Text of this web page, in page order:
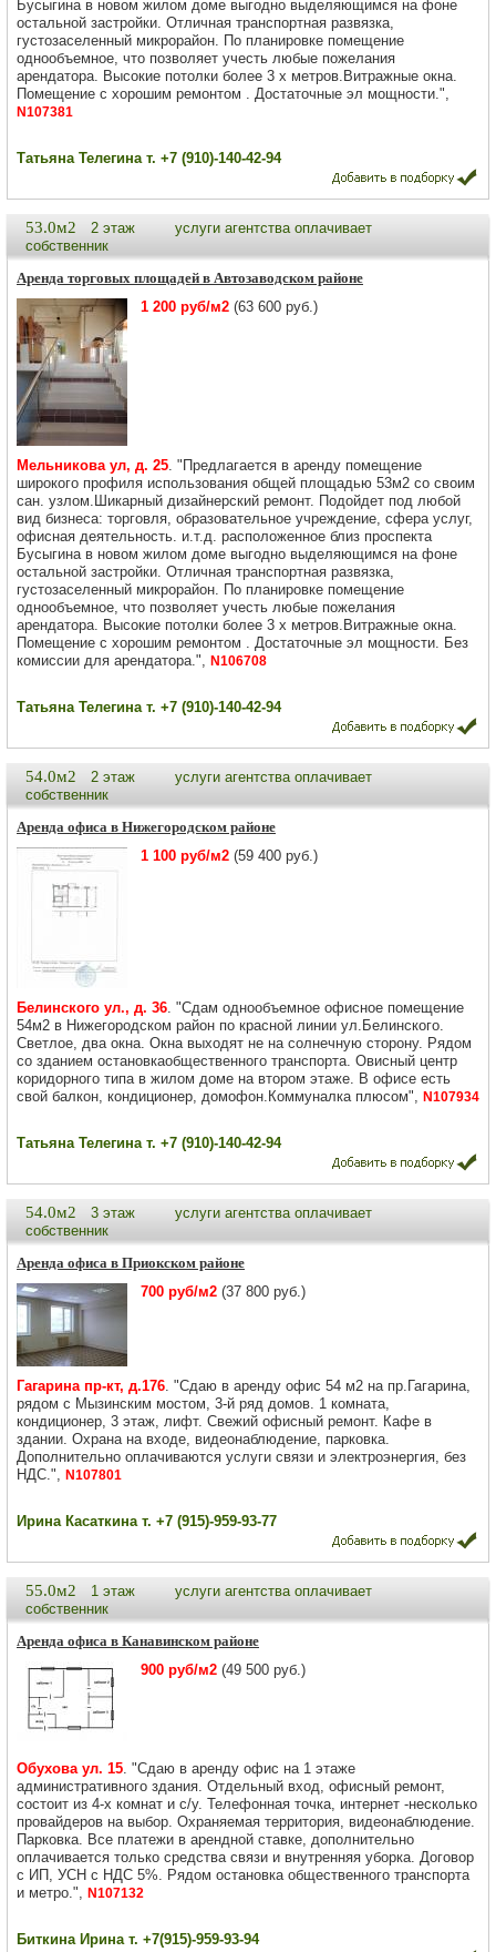
Бусыгина в новом жилом доме выгодно выделяющимся на фоне
остальной застройки. Отличная транспортная развязка,
густозаселенный микрорайон. По планировке помещение
однообъемное, что позволяет учесть любые пожелания
арендатора. Высокие потолки более 3 х метров.Витражные окна.
Помещение с хорошим ремонтом . Достаточные эл мощности.",
N107381
Татьяна Телегина т. +7 (910)-140-42-94
53.0м2 2 этаж
услуги агентства оплачивает
собственник
Аренда торговых площадей в Автозаводском районе
1 200 руб/м2 (63 600 руб.)
Мельникова ул, д. 25. "Предлагается в аренду помещение
широкого профиля использования общей площадью 53м2 со своим
сан. узлом.Шикарный дизайнерский ремонт. Подойдет под любой
вид бизнеса: торговля, образовательное учреждение, сфера услуг,
офисная деятельность. и.т.д. расположенное близ проспекта
Бусыгина в новом жилом доме выгодно выделяющимся на фоне
остальной застройки. Отличная транспортная развязка,
густозаселенный микрорайон. По планировке помещение
однообъемное, что позволяет учесть любые пожелания
арендатора. Высокие потолки более 3 х метров.Витражные окна.
Помещение с хорошим ремонтом . Достаточные эл мощности. Без
комиссии для арендатора.", N106708
Татьяна Телегина т. +7 (910)-140-42-94
54.0м2 2 этаж
услуги агентства оплачивает
собственник
Аренда офиса в Нижегородском районе
1 100 руб/м2 (59 400 руб.)
Белинского ул., д. 36. "Сдам однообъемное офисное помещение
54м2 в Нижегородском район по красной линии ул.Белинского.
Светлое, два окна. Окна выходят не на солнечную сторону. Рядом
со зданием остановкаобщественного транспорта. Овисный центр
коридорного типа в жилом доме на втором этаже. В офисе есть
свой балкон, кондиционер, домофон.Коммуналка плюсом", N107934
Татьяна Телегина т. +7 (910)-140-42-94
54.0м2 3 этаж
услуги агентства оплачивает
собственник
Аренда офиса в Приокском районе
700 руб/м2 (37 800 руб.)
Гагарина пр-кт, д.176. "Сдаю в аренду офис 54 м2 на пр.Гагарина,
рядом с Мызинским мостом, 3-й ряд домов. 1 комната,
кондиционер, 3 этаж, лифт. Свежий офисный ремонт. Кафе в
здании. Охрана на входе, видеонаблюдение, парковка.
Дополнительно оплачиваются услуги связи и электроэнергия, без
НДС.", N107801
Ирина Касаткина т. +7 (915)-959-93-77
55.0м2 1 этаж
услуги агентства оплачивает
собственник
Аренда офиса в Канавинском районе
900 руб/м2 (49 500 руб.)
Обухова ул. 15. "Сдаю в аренду офис на 1 этаже
административного здания. Отдельный вход, офисный ремонт,
состоит из 4-х комнат и с/у. Телефонная точка, интернет -несколько
провайдеров на выбор. Охраняемая территория, видеонаблюдение.
Парковка. Все платежи в арендной ставке, дополнительно
оплачивается только средства связи и внутренняя уборка. Договор
с ИП, УСН с НДС 5%. Рядом остановка общественного транспорта
и метро.", N107132
Биткина Ирина т. +7(915)-959-93-94